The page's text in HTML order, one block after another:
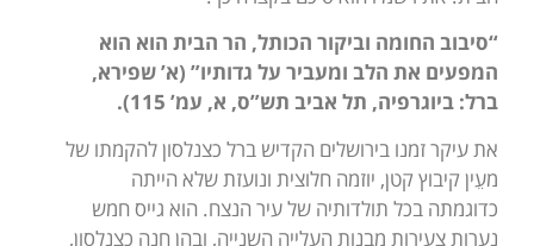
“סיבוב החומה וביקור הכותל, הר הבית הוא הוא
המפעים את הלב ומעביר על גדותיו” (א’ שפירא,
ברל: ביוגרפיה, תל אביב תש”ס, א, עמ’ 115).
את עיקר זמנו בירושלים הקדיש ברל כצנלסון להקמתו של
מעֵין קיבוץ קטן, יוזמה חלוצית ונועזת שלא הייתה
כדוגמתה בכל תולדותיה של עיר הנצח. הוא גייס חמש
נערות צעירות מבנות העלייה השנייה, ובהן חנה כצנלסון,